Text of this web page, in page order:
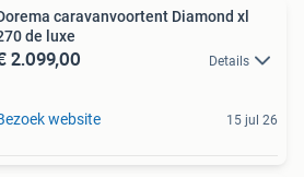
caravanvoortent Diamond xl
de luxe
2.099,00 Details
website 15 jul 26